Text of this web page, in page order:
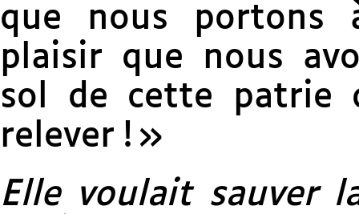
que nous portons
plaisir que nous
sol de cette patrie
relever ! »
Elle voulait sauver